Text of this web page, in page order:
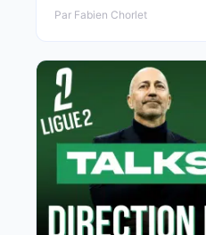
Par Fabien Chorlet